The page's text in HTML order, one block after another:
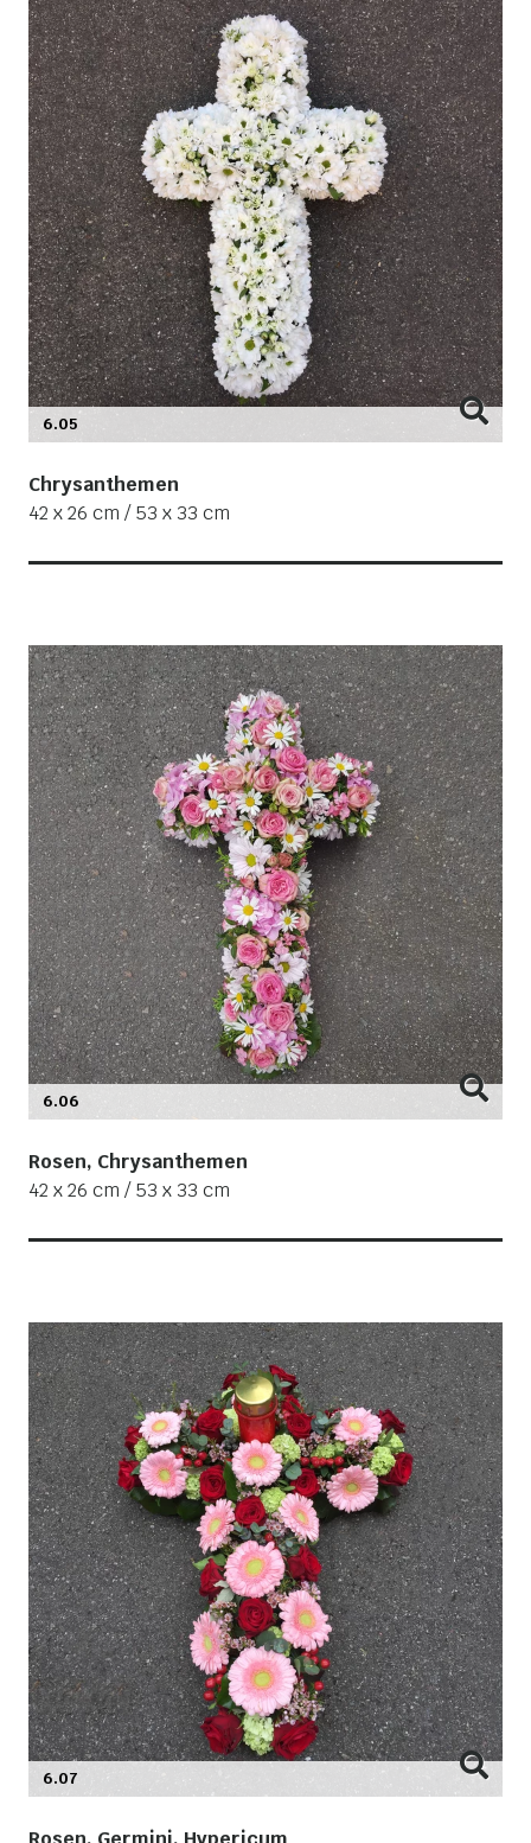
6.05
Chrysanthemen
42 x 26 cm / 53 x 33 cm
6.06
Rosen, Chrysanthemen
42 x 26 cm / 53 x 33 cm
6.07